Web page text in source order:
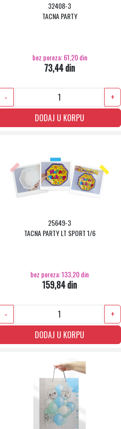
32408-3
TACNA PARTY
bez poreza: 61,20 din
73,44 din
-
+
DODAJ U KORPU
25649-3
TACNA PARTY LT SPORT 1/6
bez poreza: 133,20 din
159,84 din
-
+
DODAJ U KORPU